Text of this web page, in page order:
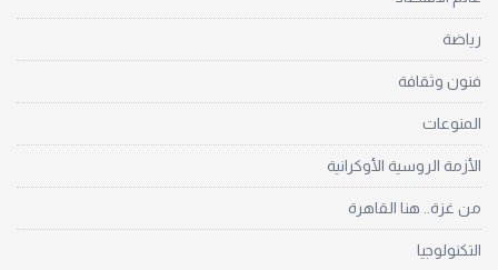
رياضة
فنون وثقافة
المنوعات
الأزمة الروسية الأوكرانية
من غزة.. هنا القاهرة
التكنولوجيا